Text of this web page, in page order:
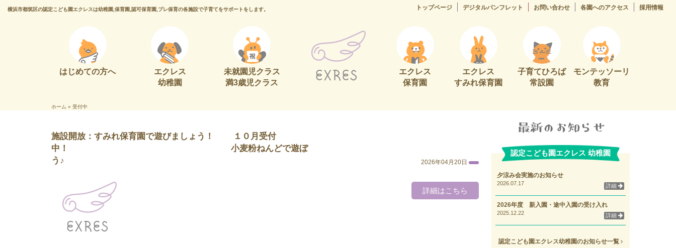
横浜市都筑区の認定こども園エクレスは幼稚園,保育園,認可保育園,プレ保育の各施設で子育てをサポートをします。 トップページ デジタルパンフレット お問い合わせ 各園へのアクセス 採用情報
はじめての方へ
エクレス
幼稚園
未就園児クラス
満3歳児クラス
エクレス
保育園
エクレス
すみれ保育園
子育てひろば
常設園
モンテッソーリ
教育
ホーム » 受付中
施設開放：すみれ保育園で遊びましょう！ １０月受付
中！ 小麦粉ねんどで遊ぼ
う♪
2026年04月20日
詳細はこちら
認定こども園エクレス 幼稚園
夕涼み会実施のお知らせ
2026.07.17 詳細
2026年度 新入園・途中入園の受け入れ
2025.12.22 詳細
認定こども園エクレス幼稚園のお知らせ一覧